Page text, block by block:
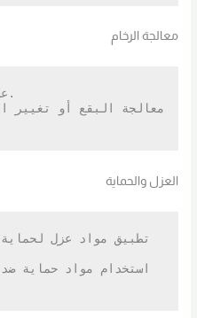
معالجة الرخام
العزل والحماية